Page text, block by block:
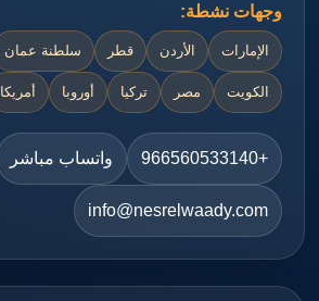
وجهات نشطة:
الإمارات الأردن قطر سلطنة عمان
الكويت مصر تركيا أوروبا أمريكا
+966560533140 واتساب مباشر
info@nesrelwaady.com